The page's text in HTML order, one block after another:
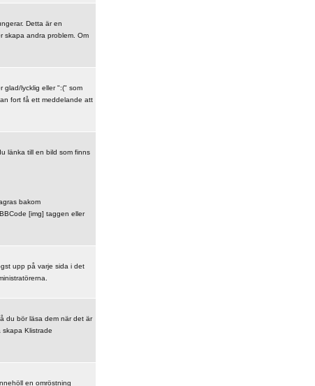
Detta är en
skapa andra problem. Om
glad/lycklig eller ":(" som
fort få ett meddelande att
länka till en bild som finns
bakom
[img] taggen eller
upp på varje sida i det
du bör läsa dem när det är
skapa Klistrade
en omröstning